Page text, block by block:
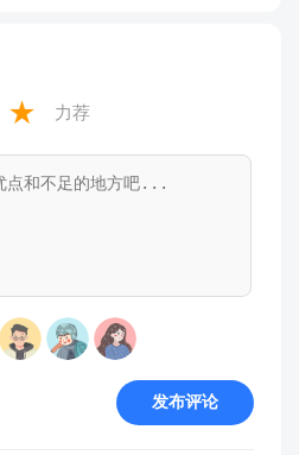
★ 力荐
发布评论